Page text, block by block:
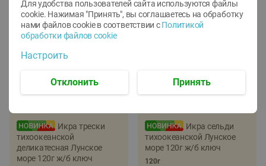
22%
Икра трески
тихоокеанской
деликатесная Лунское
море 120г ж/б ключ
-17%
Икра сельди
тихоокеанской Лунское
море 120г ж/б ключ
120г
Для удобства пользователей сайта используются файлы
cookie. Нажимая "Принять", вы соглашаетесь на обработку
нами файлов cookie в соответствии с Политикой
обработки файлов cookie
Настроить
Отклонить Принять